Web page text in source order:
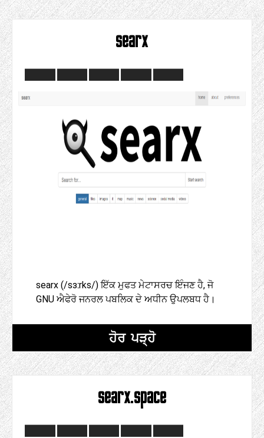
searx
searx (/sɜːrks/) ਇੱਕ ਮੁਫਤ ਮੇਟਾਸਰਚ ਇੰਜਣ ਹੈ, ਜੋ
GNU ਐਫੇਰੋ ਜਨਰਲ ਪਬਲਿਕ ਦੇ ਅਧੀਨ ਉਪਲਬਧ ਹੈ।
ਹੋਰ ਪੜ੍ਹੋ
searx.space